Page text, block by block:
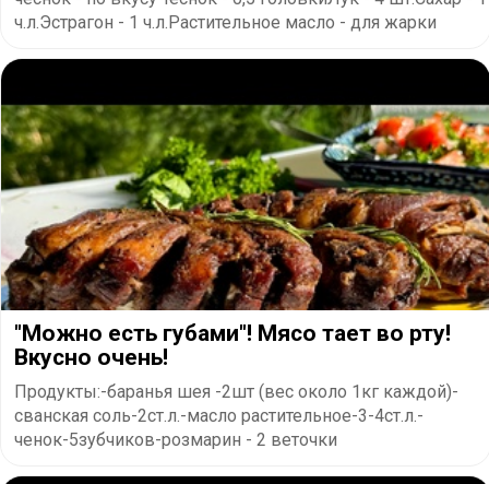
ч.л.Эстрагон - 1 ч.л.Растительное масло - для жарки
"Можно есть губами"! Мясо тает во рту!
Вкусно очень!
Продукты:-баранья шея -2шт (вес около 1кг каждой)-
сванская соль-2ст.л.-масло растительное-3-4ст.л.-
ченок-5зубчиков-розмарин - 2 веточки